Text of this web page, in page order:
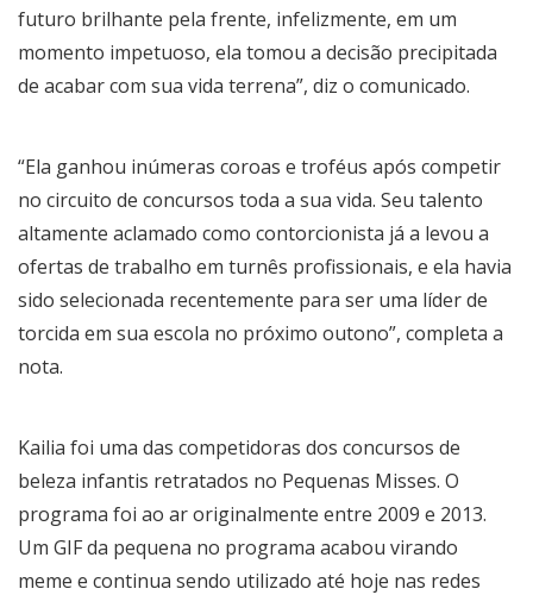
futuro brilhante pela frente, infelizmente, em um
momento impetuoso, ela tomou a decisão precipitada
de acabar com sua vida terrena”, diz o comunicado.
“Ela ganhou inúmeras coroas e troféus após competir
no circuito de concursos toda a sua vida. Seu talento
altamente aclamado como contorcionista já a levou a
ofertas de trabalho em turnês profissionais, e ela havia
sido selecionada recentemente para ser uma líder de
torcida em sua escola no próximo outono”, completa a
nota.
Kailia foi uma das competidoras dos concursos de
beleza infantis retratados no Pequenas Misses. O
programa foi ao ar originalmente entre 2009 e 2013.
Um GIF da pequena no programa acabou virando
meme e continua sendo utilizado até hoje nas redes